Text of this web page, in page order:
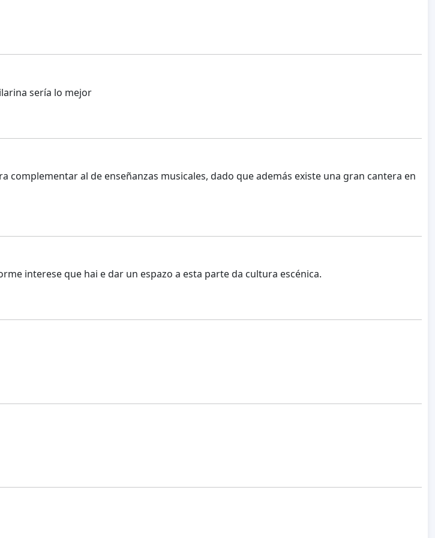
sería lo mejor
al de enseñanzas musicales, dado que además existe una gran cantera en
interese que hai e dar un espazo a esta parte da cultura escénica.